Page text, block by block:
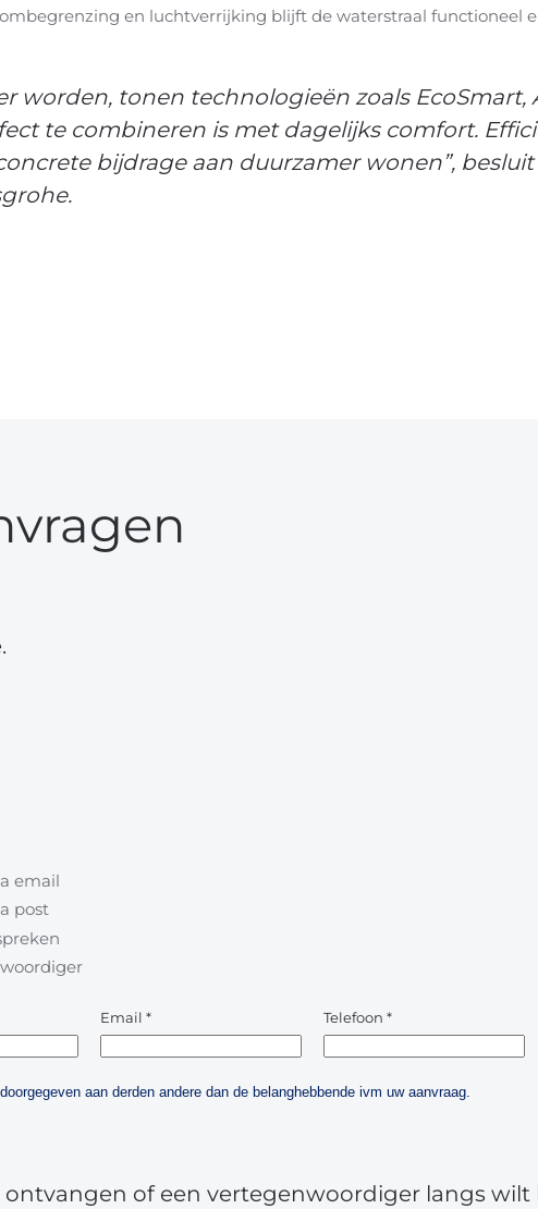
en luchtverrijking blijft de waterstraal functioneel
worden, tonen technologieën zoals EcoSmart,
te combineren is met dagelijks comfort.
bijdrage aan duurzamer wonen”, besluit
email
post
Email * Telefoon *
aan derden andere dan de belanghebbende ivm uw aanvraag.
of een vertegenwoordiger langs wilt